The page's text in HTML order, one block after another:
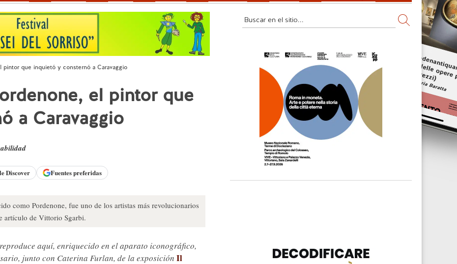
pintor que inquietó y consternó a Caravaggio
el pintor que
a Caravaggio
Discover Fuentes preferidas
como Pordenone, fue uno de los artistas más revolucionarios
artículo de Vittorio Sgarbi.
aquí, enriquecido en el aparato iconográfico,
junto con Caterina Furlan, de la exposición Il